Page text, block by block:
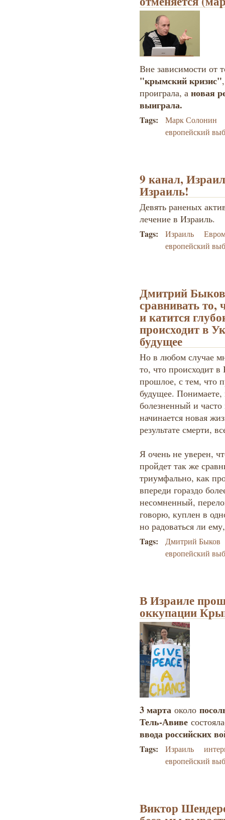
Вне зависимости от
"крымский кризис"
проиграла, ановая
выиграла.
Tags:
Марк Солонин
европейский
9 канал,
Израиль!
Девять раненых
лечение в Израиль.
Tags: Израиль
европейский
Дмитрий
сравнивать то,
и катится
происходит в
будущее
Но в любом случае
то, что происходит в
прошлое, с тем, что
будущее. Понимаете,
болезненный и
начинается новая
результате смерти,
Я очень не уверен,
пройдет так же
триумфально, как
впереди гораздо
несомненный,
говорю, куплен в
но радоваться ли
Tags:
Дмитрий Быков
европейский
В Израиле
оккупации
3 мартаоколо
Тель-Авиве
ввода российских
Tags: Израиль
европейский
Виктор